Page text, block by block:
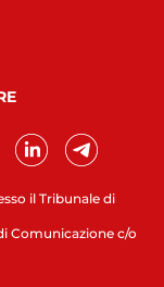
il Tribunale di
Comunicazione c/o